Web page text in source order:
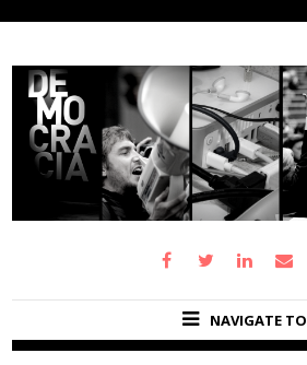
NAVIGATE TO